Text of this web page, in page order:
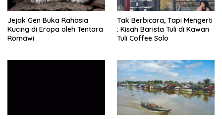
Jejak Gen Buka Rahasia
Kucing di Eropa oleh Tentara
Romawi
Tak Berbicara, Tapi Mengerti
: Kisah Barista Tuli di Kawan
Tuli Coffee Solo